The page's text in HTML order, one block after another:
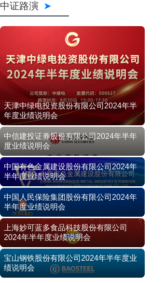
中证路演
天津中绿电投资股份有限公司2024年半
年度业绩说明会
中信建投证券股份有限公司2024年半年
度业绩说明会
中国有色金属建设股份有限公司2024年
半年度业绩说明会
中国人民保险集团股份有限公司2024年
半年度业绩说明会
上海妙可蓝多食品科技股份有限公司
2024年半年度业绩说明会
宝山钢铁股份有限公司2024年半年度业
绩说明会